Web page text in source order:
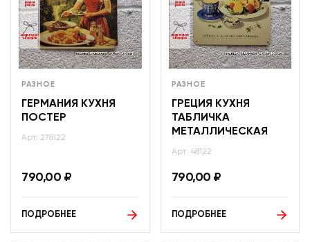
РАЗНОЕ
ГЕРМАНИЯ КУХНЯ
ПОСТЕР
Арт: 278122
790,00 ₽
ПОДРОБНЕЕ
РАЗНОЕ
ГРЕЦИЯ КУХНЯ
ТАБЛИЧКА
МЕТАЛЛИЧЕСКАЯ
Арт: 48122
790,00 ₽
ПОДРОБНЕЕ